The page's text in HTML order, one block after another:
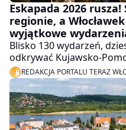
Eskapada 2026
regionie, a
wyjątkowe
Blisko 130 wydarzeń,
odkrywać Kujawsko-
weekend 18–19 kwietnia
Eskapady –
w regionie. W programie
propozycji z Włocławka.
REDAKCJA PORTALU TERAZ